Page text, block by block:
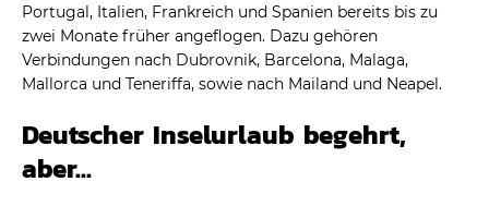
Portugal, Italien, Frankreich und Spanien bereits bis zu
zwei Monate früher angeflogen. Dazu gehören
Verbindungen nach Dubrovnik, Barcelona, Malaga,
Mallorca und Teneriffa, sowie nach Mailand und Neapel.
Deutscher Inselurlaub begehrt,
aber…